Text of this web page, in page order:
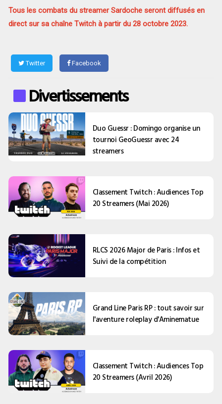
Tous les combats du streamer Sardoche seront diffusés en
direct sur sa chaîne Twitch à partir du 28 octobre 2023.
Twitter Facebook
Divertissements
Duo Guessr : Domingo organise un
tournoi GeoGuessr avec 24
streamers
Classement Twitch : Audiences Top
20 Streamers (Mai 2026)
RLCS 2026 Major de Paris : Infos et
Suivi de la compétition
Grand Line Paris RP : tout savoir sur
l'aventure roleplay d'Aminematue
Classement Twitch : Audiences Top
20 Streamers (Avril 2026)